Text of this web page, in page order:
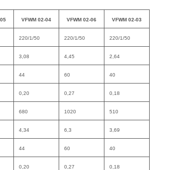
VFWM 02-04 VFWM 02-06 VFWM 02-03
220/1/50 220/1/50 220/1/50
3,08 4,45 2,64
44 60 40
0,20 0,27 0,18
680 1020 510
4,34 6,3 3,69
44 60 40
0,20 0,27 0,18